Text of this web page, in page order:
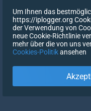
Um Ihnen das
https://iplogger.org
der Verwendung von
neue Cookie-Richtlinie
mehr über die von uns
Cookies-Politikansehen